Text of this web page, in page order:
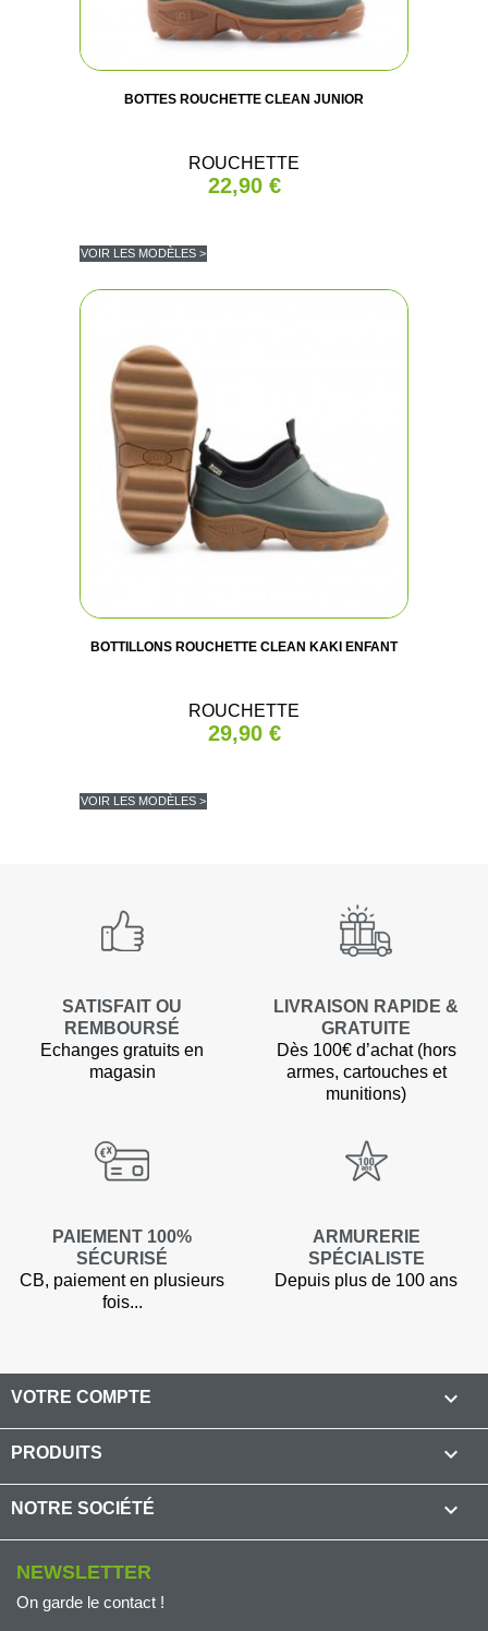
BOTTES ROUCHETTE CLEAN JUNIOR
ROUCHETTE
22,90 €
VOIR LES MODÈLES >
BOTTILLONS ROUCHETTE CLEAN KAKI ENFANT
ROUCHETTE
29,90 €
VOIR LES MODÈLES >
SATISFAIT OU
REMBOURSÉ
Echanges gratuits en
magasin
LIVRAISON RAPIDE &
GRATUITE
Dès 100€ d’achat (hors
armes, cartouches et
munitions)
PAIEMENT 100%
SÉCURISÉ
CB, paiement en plusieurs
fois...
ARMURERIE
SPÉCIALISTE
Depuis plus de 100 ans
VOTRE COMPTE 
PRODUITS 
NOTRE SOCIÉTÉ 
NEWSLETTER
On garde le contact !